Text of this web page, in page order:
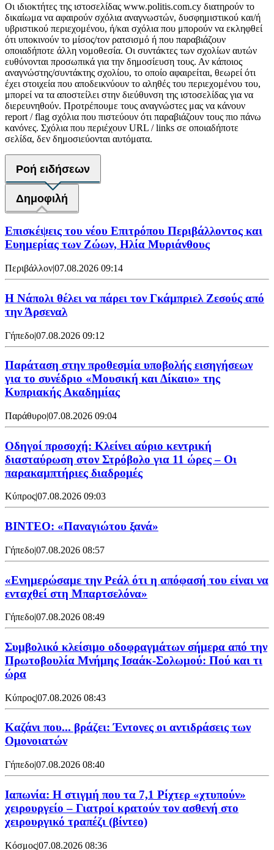
Οι ιδιοκτήτες της ιστοσελίδας www.politis.com.cy διατηρούν το
δικαίωμα να αφαιρούν σχόλια αναγνωστών, δυσφημιστικού και/ή
υβριστικού περιεχομένου, ή/και σχόλια που μπορούν να εκληφθεί
ότι υποκινούν το μίσος/τον ρατσισμό ή που παραβιάζουν
οποιαδήποτε άλλη νομοθεσία. Οι συντάκτες των σχολίων αυτών
ευθύνονται προσωπικά για την δημοσίευση τους. Αν κάποιος
αναγνώστης/συντάκτης σχολίου, το οποίο αφαιρείται, θεωρεί ότι
έχει στοιχεία που αποδεικνύουν το αληθές του περιεχομένου του,
μπορεί να τα αποστείλει στην διεύθυνση της ιστοσελίδας για να
διερευνηθούν. Προτρέπουμε τους αναγνώστες μας να κάνουν
report / flag σχόλια που πιστεύουν ότι παραβιάζουν τους πιο πάνω
κανόνες. Σχόλια που περιέχουν URL / links σε οποιαδήποτε
σελίδα, δεν δημοσιεύονται αυτόματα.
Ροή ειδήσεων
Δημοφιλή
Επισκέψεις του νέου Επιτρόπου Περιβάλλοντος και
Ευημερίας των Ζώων, Ηλία Μυριάνθους
Περιβάλλον|07.08.2026 09:14
Η Νάπολι θέλει να πάρει τον Γκάμπριελ Ζεσούς από
την Άρσεναλ
Γήπεδο|07.08.2026 09:12
Παράταση στην προθεσμία υποβολής εισηγήσεων
για το συνέδριο «Μουσική και Δίκαιο» της
Κυπριακής Ακαδημίας
Παράθυρο|07.08.2026 09:04
Οδηγοί προσοχή: Κλείνει αύριο κεντρική
διασταύρωση στον Στρόβολο για 11 ώρες – Οι
παρακαμπτήριες διαδρομές
Κύπρος|07.08.2026 09:03
ΒΙΝΤΕΟ: «Παναγιώτου ξανά»
Γήπεδο|07.08.2026 08:57
«Ενημερώσαμε την Ρεάλ ότι η απόφασή του είναι να
ενταχθεί στη Μπαρτσελόνα»
Γήπεδο|07.08.2026 08:49
Συμβολικό κλείσιμο οδοφραγμάτων σήμερα από την
Πρωτοβουλία Μνήμης Ισαάκ-Σολωμού: Πού και τι
ώρα
Κύπρος|07.08.2026 08:43
Καζάνι που... βράζει: Έντονες οι αντιδράσεις των
Ομονοιατών
Γήπεδο|07.08.2026 08:40
Ιαπωνία: Η στιγμή που τα 7,1 Ρίχτερ «χτυπούν»
χειρουργείο – Γιατροί κρατούν τον ασθενή στο
χειρουργικό τραπέζι (βίντεο)
Κόσμος|07.08.2026 08:36